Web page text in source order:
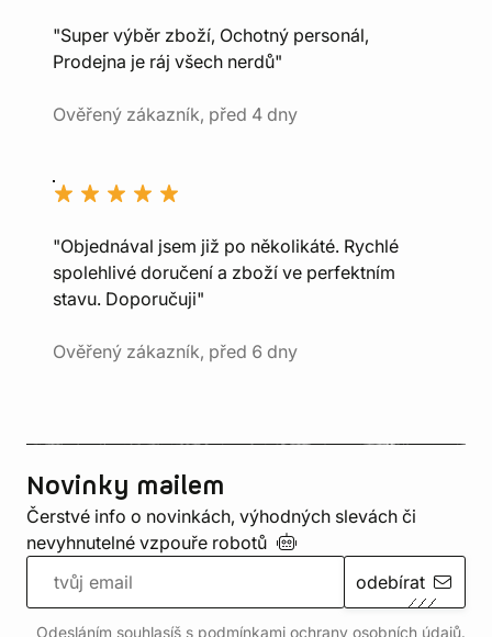
"Super výběr zboží, Ochotný personál,
Prodejna je ráj všech nerdů"
Ověřený zákazník, před 4 dny
"Objednával jsem již po několikáté. Rychlé
spolehlivé doručení a zboží ve perfektním
stavu. Doporučuji"
Ověřený zákazník, před 6 dny
Novinky mailem
Čerstvé info o novinkách, výhodných slevách či
nevyhnutelné vzpouře robotů
odebírat
Odesláním souhlasíš s podmínkami ochrany osobních údajů.